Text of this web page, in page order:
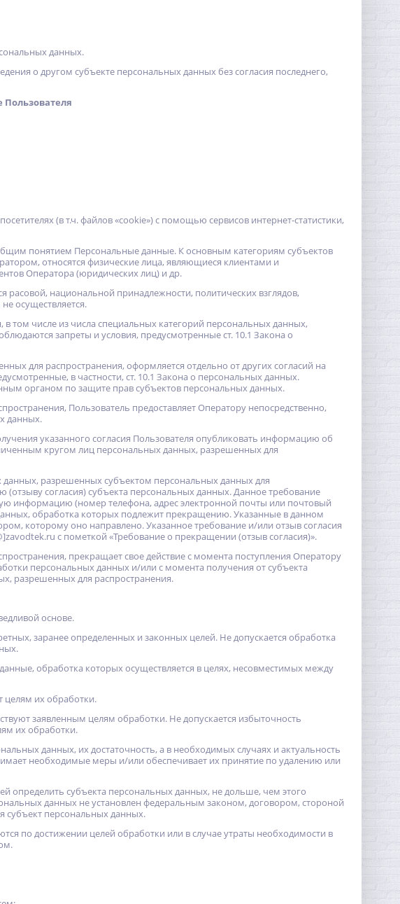
данных.
о другом субъекте персональных данных без согласия последнего,
(в т.ч. файлов «cookie») с помощью сервисов интернет-статистики,
понятием Персональные данные. К основным категориям субъектов
относятся физические лица, являющиеся клиентами и
Оператора (юридических лиц) и др.
национальной принадлежности, политических взглядов,
осуществляется.
том числе из числа специальных категорий персональных данных,
запреты и условия, предусмотренные ст. 10.1 Закона о
для распространения, оформляется отдельно от других согласий на
в частности, ст. 10.1 Закона о персональных данных.
органом по защите прав субъектов персональных данных.
Пользователь предоставляет Оператору непосредственно,
данных.
указанного согласия Пользователя опубликовать информацию об
кругом лиц персональных данных, разрешенных для
данных, разрешенных субъектом персональных данных для
согласия) субъекта персональных данных. Данное требование
информацию (номер телефона, адрес электронной почты или почтовый
обработка которых подлежит прекращению. Указанные в данном
которому оно направлено. Указанное требование и/или отзыв согласия
с пометкой «Требование о прекращении (отзыв согласия)».
прекращает свое действие с момента поступления Оператору
персональных данных и/или с момента получения от субъекта
разрешенных для распространения.
основе.
заранее определенных и законных целей. Не допускается обработка
обработка которых осуществляется в целях, несовместимых между
целям их обработки.
заявленным целям обработки. Не допускается избыточность
их обработки.
данных, их достаточность, а в необходимых случаях и актуальность
необходимые меры и/или обеспечивает их принятие по удалению или
определить субъекта персональных данных, не дольше, чем этого
данных не установлен федеральным законом, договором, стороной
субъект персональных данных.
по достижении целей обработки или в случае утраты необходимости в